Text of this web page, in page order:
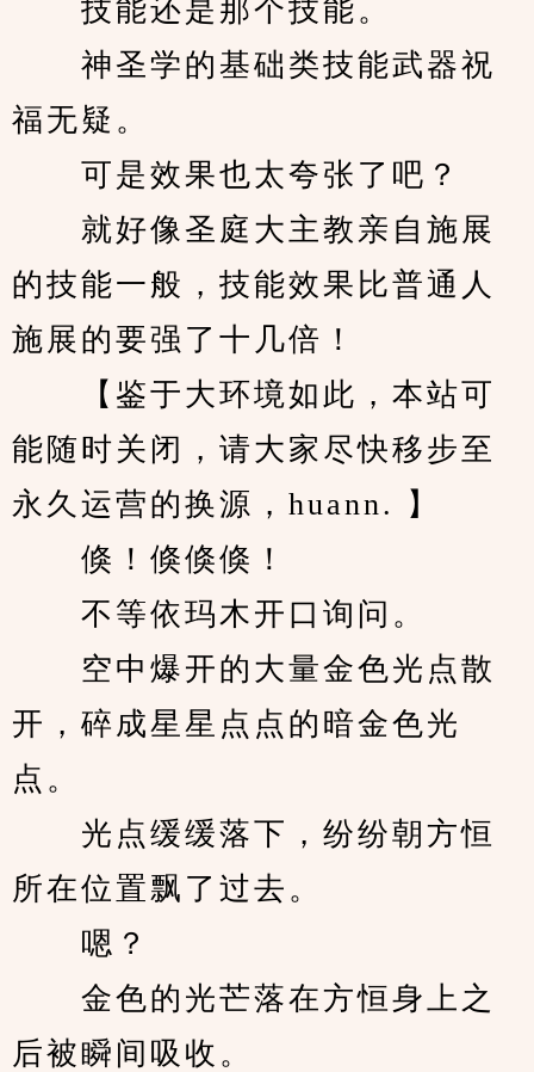
技能还是那个技能。
神圣学的基础类技能武器祝
福无疑。
可是效果也太夸张了吧？
就好像圣庭大主教亲自施展
的技能一般，技能效果比普通人
施展的要强了十几倍！
【鉴于大环境如此，本站可
能随时关闭，请大家尽快移步至
永久运营的换源，huann. 】
倏！倏倏倏！
不等依玛木开口询问。
空中爆开的大量金色光点散
开，碎成星星点点的暗金色光
点。
光点缓缓落下，纷纷朝方恒
所在位置飘了过去。
嗯？
金色的光芒落在方恒身上之
后被瞬间吸收。